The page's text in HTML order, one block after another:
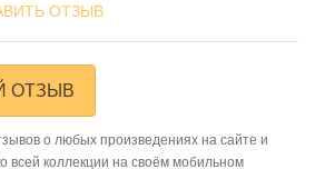
ОТЗЫВ
ОТЗЫВ
о любых произведениях на сайте и
всей коллекции на своём мобильном